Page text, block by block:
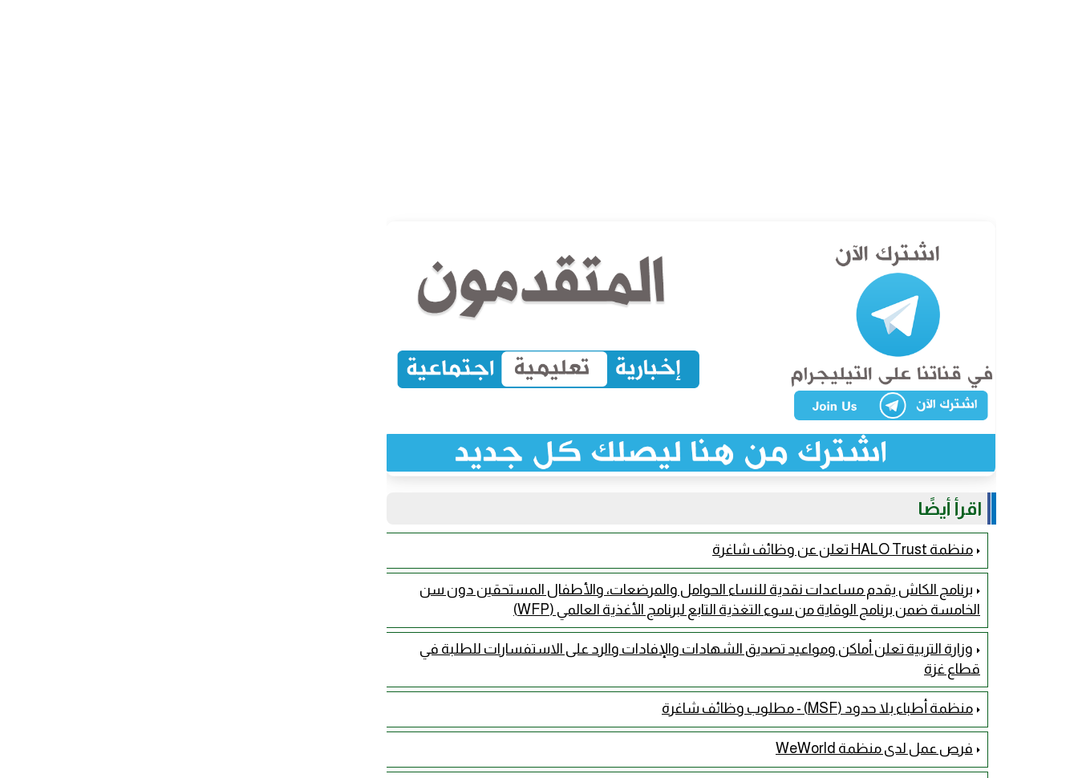
اقرأ أيضًا
منظمة HALO Trust تعلن عن وظائف شاغرة
برنامج الكاش يقدم مساعدات نقدية للنساء الحوامل والمرضعات، والأطفال المستحقين دون سن
الخامسة ضمن برنامج الوقاية من سوء التغذية التابع لبرنامج الأغذية العالمي (WFP)
وزارة التربية تعلن أماكن ومواعيد تصديق الشهادات والإفادات والرد على الاستفسارات للطلبة في
قطاع غزة
منظمة أطباء بلا حدود (MSF) - مطلوب وظائف شاغرة
فرص عمل لدى منظمة WeWorld